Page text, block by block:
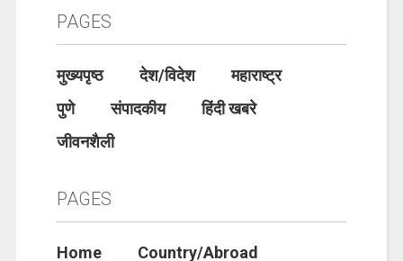
PAGES
मुख्यपृष्ठ देश/विदेश
महाराष्ट्र
पुणे
संपादकीय
हिंदी खबरे
जीवनशैली
PAGES
Home Country/Abroad